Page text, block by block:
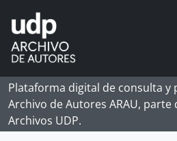
Skip to main content
Plataforma digital de consulta y
Archivo de Autores ARAU,
Archivos UDP.